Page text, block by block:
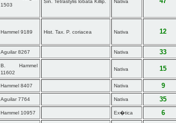
1503
Sin. Tetrastylis lobata Killip. Nativa
Hammel 9189 Hist. Tax. P. coriacea Nativa 12
Aguilar 8267 Nativa 33
B. Hammel
11602
Nativa 15
Hammel 8407 Nativa 9
Aguilar 7764 Nativa 35
Hammel 10957 Ex�tica 6